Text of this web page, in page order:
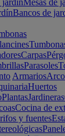
jardínMesas de
Bancos de
Carpas
Parasoles
Armarios
Huertos
PlantasJardineras
Cocina de
y fuentes